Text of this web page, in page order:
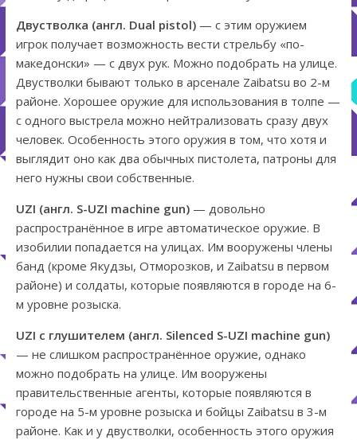
Двустволка (англ. Dual pistol)— с этим оружием
игрок получает возможность вести стрельбу «по-
македонски» — с двух рук. Можно подобрать на улице.
Двустволки бывают только в арсенале Zaibatsu во 2-м
районе. Хорошее оружие для использования в толпе —
с одного выстрела можно нейтрализовать сразу двух
человек. Особенность этого оружия в том, что хотя и
выглядит оно как два обычных пистолета, патроны для
него нужны свои собственные.
UZI (англ. S-UZI machine gun)— довольно
распространённое в игре автоматическое оружие. В
изобилии попадается на улицах. Им вооружены члены
банд (кроме Якудзы, Отморозков, и Zaibatsu в первом
районе) и солдаты, которые появляются в городе на 6-
м уровне розыска.
UZI с глушителем (англ. Silenced S-UZI machine gun)
— не слишком распространённое оружие, однако
можно подобрать на улице. Им вооружены
правительственные агенты, которые появляются в
городе на 5-м уровне розыска и бойцы Zaibatsu в 3-м
районе. Как и у двустволки, особенность этого оружия